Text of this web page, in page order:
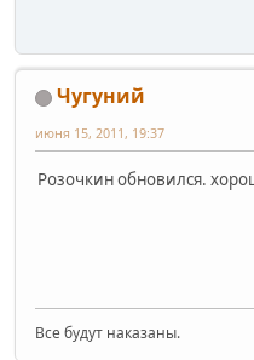
Чугуний
июня 15, 2011, 19:37
Розочкин обновился.
Все будут наказаны.